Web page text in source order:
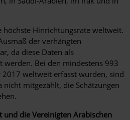
höchste Hinrichtungsrate weltweit.
der verhängten
da diese Daten als
werden. Bei den mindestens 993
weltweit erfasst wurden, sind
mitgezählt, die Schätzungen
und die Vereinigten Arabischen